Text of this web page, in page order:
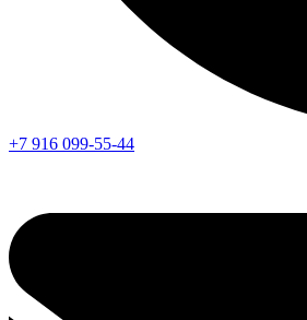
+7 916 099-55-44